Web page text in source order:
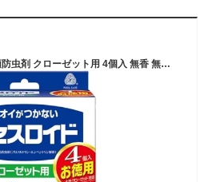
ミセスロイド 白元アース 衣類防虫剤 クローゼット用 4個入 無香 無臭 1年間有効 カバー内のダニよけ効果付き 虫除け 防カビ 消臭 黄ばみ防止